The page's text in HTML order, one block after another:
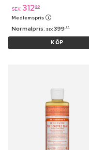
SEK 312 95
Medlemspris
Normalpris: SEK 399 95
KÖP